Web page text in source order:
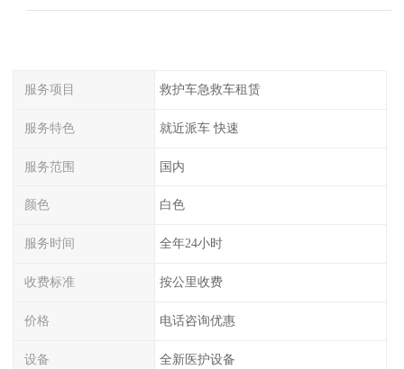
服务项目 救护车急救车租赁
服务特色 就近派车 快速
服务范围 国内
颜色 白色
服务时间 全年24小时
收费标准 按公里收费
价格 电话咨询优惠
设备 全新医护设备